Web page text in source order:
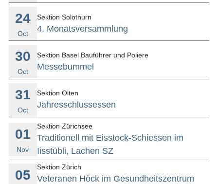
24
Oct
Sektion Solothurn
4. Monatsversammlung
30
Oct
Sektion Basel Bauführer und Poliere
Messebummel
31
Oct
Sektion Olten
Jahresschlussessen
01
Nov
Sektion Zürichsee
Traditionell mit Eisstock-Schiessen im
Iisstübli, Lachen SZ
05
Sektion Zürich
Veteranen Höck im Gesundheitszentrum